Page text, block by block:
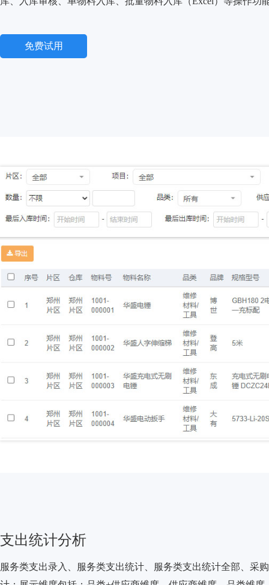
免费试用
支出统计分析
服务类支出录入、服务类支出统计、服务类支出统计全部、采